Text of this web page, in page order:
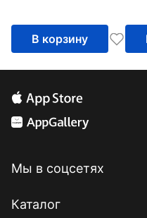
В корзину
Мы в соцсетях
Каталог